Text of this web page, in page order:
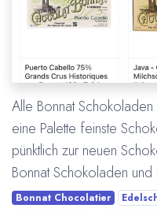
Alle Bonnat
eine Palette feinste
pünktlich zur neuen
Bonnat Schokoladen und
Bonnat Chocolatier